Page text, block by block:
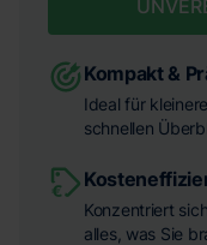
Kompakt &
Ideal für
schnellen
Konzentriert
alles, was Sie